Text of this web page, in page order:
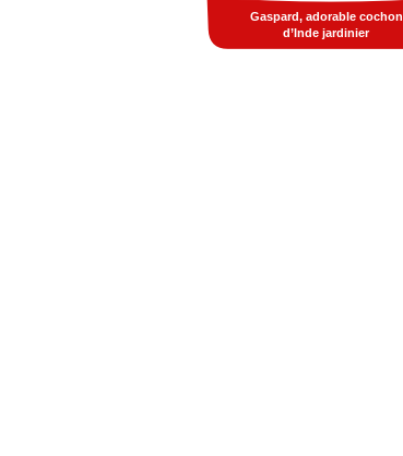
Gaspard, adorable cochon
d’Inde jardinier